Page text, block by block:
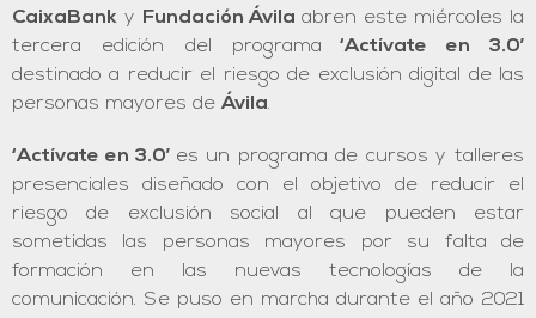
CaixaBank y Fundación Ávila abren este miércoles la
tercera edición del programa ‘Actívate en 3.0’
destinado a reducir el riesgo de exclusión digital de las
personas mayores deÁvila.
‘Actívate en 3.0’ es un programa de cursos y talleres
presenciales diseñado con el objetivo de reducir el
riesgo de exclusión social al que pueden estar
sometidas las personas mayores por su falta de
formación en las nuevas tecnologías de la
comunicación. Se puso en marcha durante el año 2021